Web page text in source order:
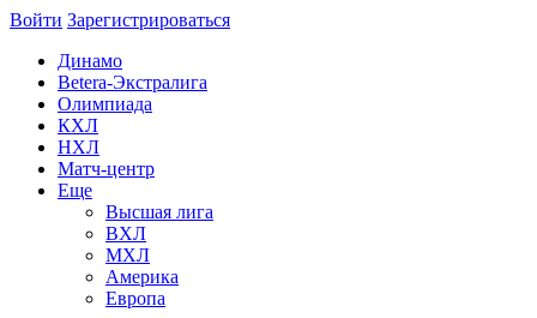
Войти Зарегиcтрироваться
Динамо
Betera-Экстралига
Олимпиада
КХЛ
НХЛ
Матч-центр
Еще
Высшая лига
ВХЛ
МХЛ
Америка
Европа